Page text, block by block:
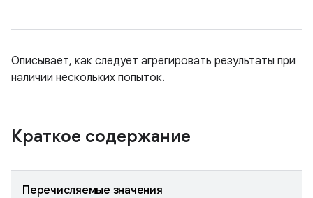
Описывает, как следует агрегировать результаты при
наличии нескольких попыток.
Краткое содержание
Перечисляемые значения